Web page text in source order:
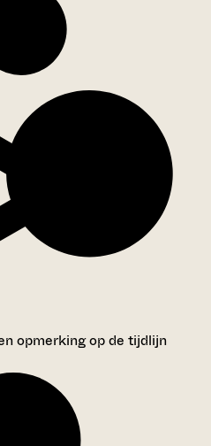
opmerking op de tijdlijn